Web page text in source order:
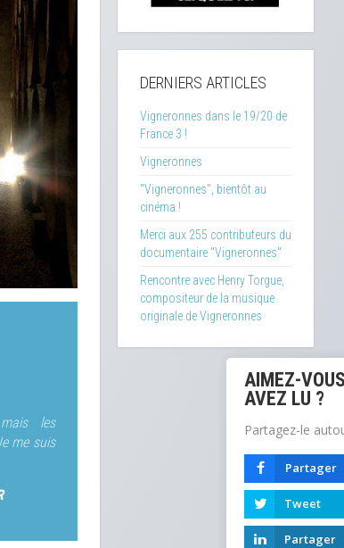
les
me suis
DERNIERS ARTICLES
Vigneronnes dans le 19/20 de
France 3 !
Vigneronnes
"Vigneronnes", bientôt au
cinéma !
Merci aux 255 contributeurs du
documentaire "Vigneronnes"
Rencontre avec Henry Torgue,
compositeur de la musique
originale de Vigneronnes
AIMEZ-
AVEZ LU ?
Partagez-le
Partager
Tweet
Partager